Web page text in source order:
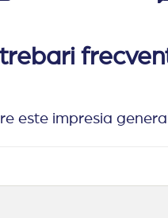
este impresia